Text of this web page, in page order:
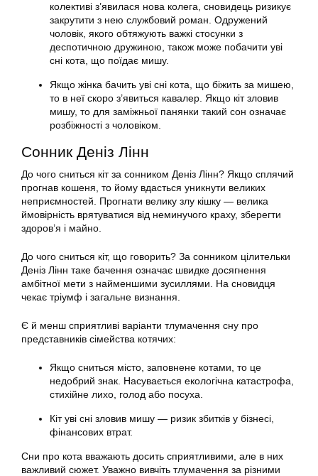
колективі з’явилася нова колега, сновидець ризикує
закрутити з нею службовий роман. Одружений
чоловік, якого обтяжують важкі стосунки з
деспотичною дружиною, також може побачити уві
сні кота, що поїдає мишу.
Якщо жінка бачить уві сні кота, що біжить за мишею,
то в неї скоро з’явиться кавалер. Якщо кіт зловив
мишу, то для заміжньої панянки такий сон означає
розбіжності з чоловіком.
Сонник Деніз Лінн
До чого сниться кіт за сонником Деніз Лінн? Якщо сплячий
прогнав кошеня, то йому вдасться уникнути великих
неприємностей. Прогнати велику злу кішку — велика
ймовірність врятуватися від неминучого краху, зберегти
здоров’я і майно.
До чого сниться кіт, що говорить? За сонником цілительки
Деніз Лінн таке бачення означає швидке досягнення
амбітної мети з найменшими зусиллями. На сновидця
чекає тріумф і загальне визнання.
Є й менш сприятливі варіанти тлумачення сну про
представників сімейства котячих:
Якщо сниться місто, заповнене котами, то це
недобрий знак. Насувається екологічна катастрофа,
стихійне лихо, голод або посуха.
Кіт уві сні зловив мишу — ризик збитків у бізнесі,
фінансових втрат.
Сни про кота вважають досить сприятливими, але в них
важливий сюжет. Уважно вивчіть тлумачення за різними